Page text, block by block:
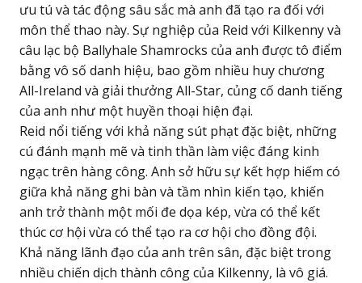
ưu tú và tác động sâu sắc mà anh đã tạo ra đối với
môn thể thao này. Sự nghiệp của Reid với Kilkenny và
câu lạc bộ Ballyhale Shamrocks của anh được tô điểm
bằng vô số danh hiệu, bao gồm nhiều huy chương
All-Ireland và giải thưởng All-Star, củng cố danh tiếng
của anh như một huyền thoại hiện đại.
Reid nổi tiếng với khả năng sút phạt đặc biệt, những
cú đánh mạnh mẽ và tinh thần làm việc đáng kinh
ngạc trên hàng công. Anh sở hữu sự kết hợp hiếm có
giữa khả năng ghi bàn và tầm nhìn kiến tạo, khiến
anh trở thành một mối đe dọa kép, vừa có thể kết
thúc cơ hội vừa có thể tạo ra cơ hội cho đồng đội.
Khả năng lãnh đạo của anh trên sân, đặc biệt trong
nhiều chiến dịch thành công của Kilkenny, là vô giá.